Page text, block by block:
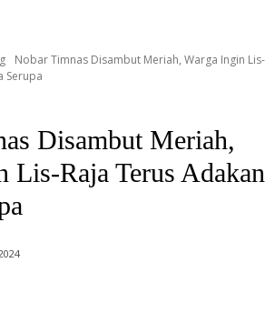
Nobar Timnas Disambut Meriah, Warga Ingin Lis-
Serupa
Disambut Meriah,
Lis-Raja Terus Adakan